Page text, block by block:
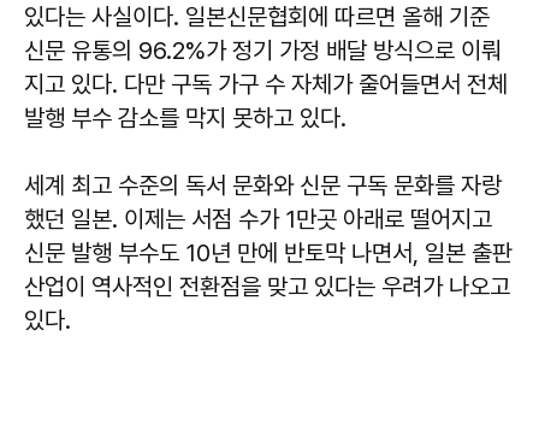
있다는 사실이다. 일본신문협회에 따르면 올해 기준
신문 유통의 96.2%가 정기 가정 배달 방식으로 이뤄
지고 있다. 다만 구독 가구 수 자체가 줄어들면서 전체
발행 부수 감소를 막지 못하고 있다.
세계 최고 수준의 독서 문화와 신문 구독 문화를 자랑
했던 일본. 이제는 서점 수가 1만곳 아래로 떨어지고
신문 발행 부수도 10년 만에 반토막 나면서, 일본 출판
산업이 역사적인 전환점을 맞고 있다는 우려가 나오고
있다.